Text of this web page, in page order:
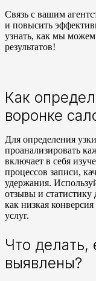
Связь с вашим
и повысить
узнать, как мы
результатов!
Как
воронке
Для определения
проанализировать
включает в себя
процессов записи,
удержания.
отзывы и
как низкая
услуг.
Что делать,
выявлены?